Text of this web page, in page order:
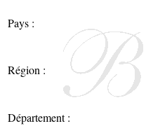
Pays :
Région :
Département :